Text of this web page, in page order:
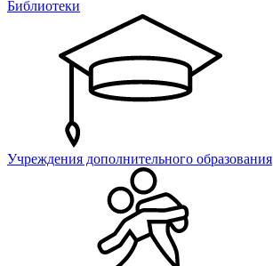
Библиотеки
Учреждения дополнительного образования